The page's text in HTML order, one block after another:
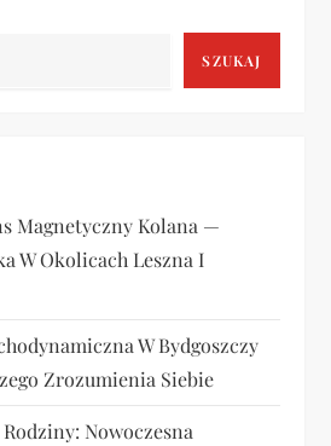
SZUKAJ
Magnetyczny Kolana —
W Okolicach Leszna I
W Bydgoszczy
Zrozumienia Siebie
Nowoczesna